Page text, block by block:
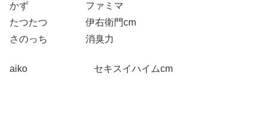
かず ファミマ
たつたつ 伊右衛門cm
さのっち 消臭力
aiko セキスイハイムcm